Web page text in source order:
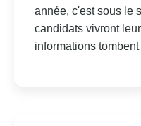
année, c'est sous le
candidats vivront
informations